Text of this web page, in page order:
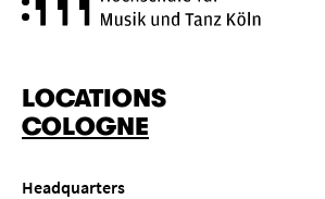
LOCATIONS
COLOGNE
Headquarters